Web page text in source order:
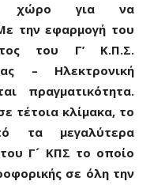
χώρο για να
την εφαρμογή του
του Γ’ Κ.Π.Σ.
– Ηλεκτρονική
πραγματικότητα.
τέτοια κλίμακα, το
τα μεγαλύτερα
Γ´ ΚΠΣ το οποίο
σε όλη την